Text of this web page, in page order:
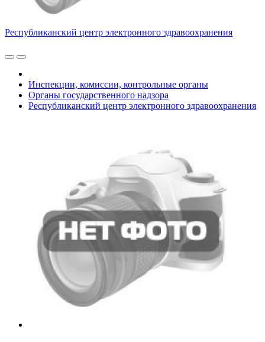
Республиканский центр электронного здравоохранения
Инспекции, комиссии, контрольные органы
Органы государственного надзора
Республиканский центр электронного здравоохранения